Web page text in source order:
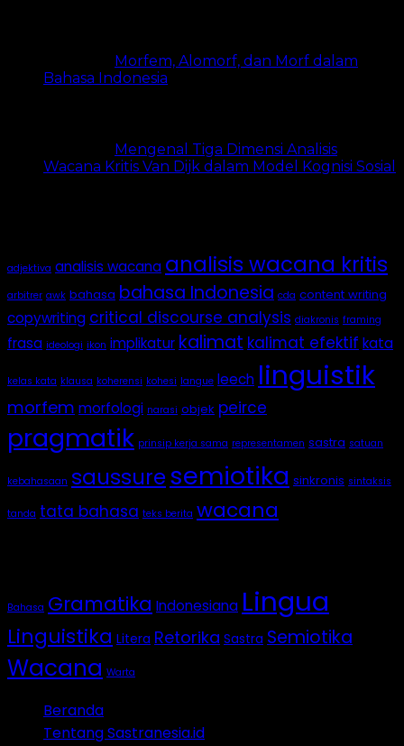
Morfem, Alomorf, dan Morf dalam
Bahasa Indonesia
Mengenal Tiga Dimensi Analisis
Wacana Kritis Van Dijk dalam Model Kognisi Sosial
adjektiva analisis wacana analisis wacana kritis
arbitrer awk bahasa bahasa Indonesia cda content writing
copywriting critical discourse analysis diakronis framing
frasa ideologi ikon implikatur kalimat kalimat efektif kata
kelas kata klausa koherensi kohesi langue leech linguistik
morfem morfologi narasi objek peirce
pragmatik prinsip kerja sama representamen sastra satuan
kebahasaan saussuresemiotika sinkronis sintaksis
tanda tata bahasa teks berita wacana
Bahasa Gramatika Indonesiana Lingua
Linguistika Litera Retorika Sastra Semiotika
Wacana Warta
Beranda
Tentang Sastranesia.id